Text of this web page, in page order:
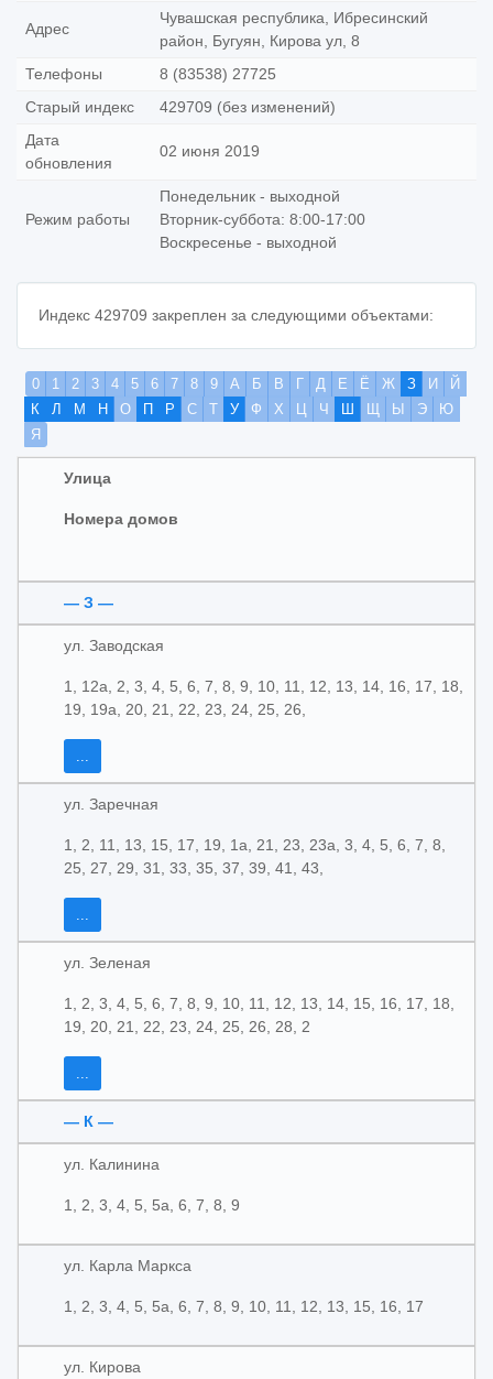
Адрес
Чувашская республика, Ибресинский
район, Бугуян, Кирова ул, 8
Телефоны
8 (83538) 27725
Старый индекс
429709 (без изменений)
Дата
обновления
02 июня 2019
Режим работы
Понедельник - выходной
Вторник-суббота: 8:00-17:00
Воскресенье - выходной
Индекс 429709 закреплен за следующими объектами:
0 1 2 3 4 5 6 7 8 9 А Б В Г Д Е Ё Ж З И
Й
К
Л М Н О П Р С Т У Ф Х Ц Ч Ш Щ Ы Э
Ю
Я
Улица
Номера домов
— З —
ул. Заводская
1, 12а, 2, 3, 4, 5, 6, 7, 8, 9, 10, 11, 12, 13, 14, 16, 17, 18,
19, 19а, 20, 21, 22, 23, 24, 25, 26,
...
ул. Заречная
1, 2, 11, 13, 15, 17, 19, 1а, 21, 23, 23а, 3, 4, 5, 6, 7, 8,
25, 27, 29, 31, 33, 35, 37, 39, 41, 43,
...
ул. Зеленая
1, 2, 3, 4, 5, 6, 7, 8, 9, 10, 11, 12, 13, 14, 15, 16, 17, 18,
19, 20, 21, 22, 23, 24, 25, 26, 28, 2
...
— К —
ул. Калинина
1, 2, 3, 4, 5, 5а, 6, 7, 8, 9
ул. Карла Маркса
1, 2, 3, 4, 5, 5а, 6, 7, 8, 9, 10, 11, 12, 13, 15, 16, 17
ул. Кирова